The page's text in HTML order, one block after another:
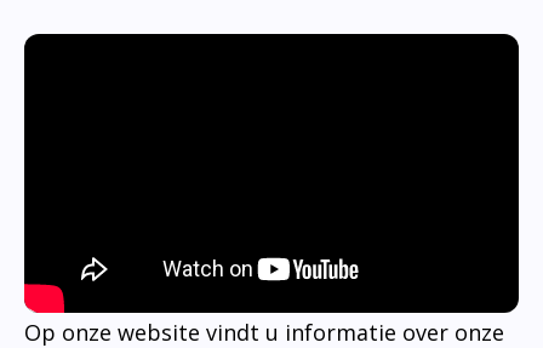
Op onze website vindt u informatie over onze